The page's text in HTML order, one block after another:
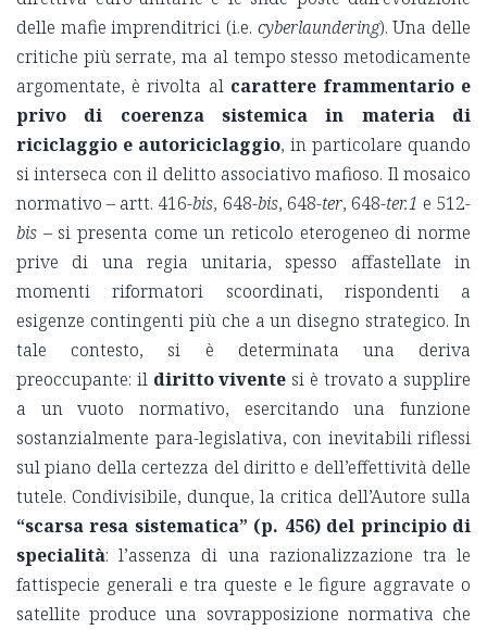
delle mafie imprenditrici (i.e. cyberlaundering). Una delle
critiche più serrate, ma al tempo stesso metodicamente
argomentate, è rivolta al carattere frammentario e
privo di coerenza sistemica in materia di
riciclaggio e autoriciclaggio, in particolare quando
si interseca con il delitto associativo mafioso. Il mosaico
normativo – artt. 416-bis, 648-bis, 648-ter, 648-ter.1 e 512-
bis – si presenta come un reticolo eterogeneo di norme
prive di una regia unitaria, spesso affastellate in
momenti riformatori scoordinati, rispondenti a
esigenze contingenti più che a un disegno strategico. In
tale contesto, si è determinata una deriva
preoccupante: il diritto vivente si è trovato a supplire
a un vuoto normativo, esercitando una funzione
sostanzialmente para-legislativa, con inevitabili riflessi
sul piano della certezza del diritto e dell’effettività delle
tutele. Condivisibile, dunque, la critica dell’Autore sulla
“scarsa resa sistematica” (p. 456) del principio di
specialità: l’assenza di una razionalizzazione tra le
fattispecie generali e tra queste e le figure aggravate o
satellite produce una sovrapposizione normativa che